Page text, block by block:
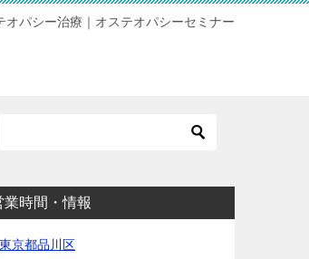
オパシー治療｜オステオパシーセミナー
業時間・情報
東京都品川区